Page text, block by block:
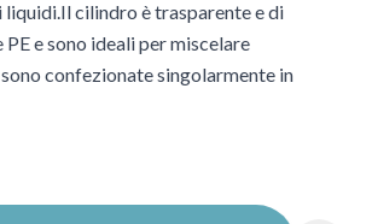
cilindro è trasparente e di
e sono ideali per miscelare
confezionate singolarmente in